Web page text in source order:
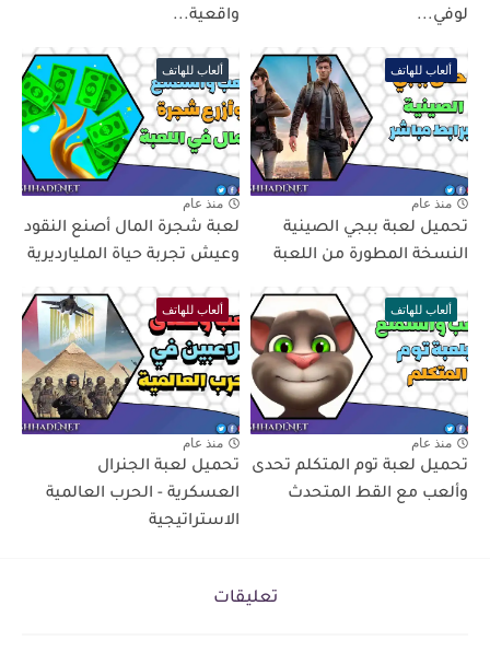
لوفي...
واقعية...
ألعاب للهاتف
منذ عام
تحميل لعبة ببجي الصينية
النسخة المطورة من اللعبة
ألعاب للهاتف
منذ عام
لعبة شجرة المال أصنع النقود
وعيش تجربة حياة المليارديرية
ألعاب للهاتف
منذ عام
تحميل لعبة توم المتكلم تحدى
وألعب مع القط المتحدث
ألعاب للهاتف
منذ عام
تحميل لعبة الجنرال
العسكرية - الحرب العالمية
الاستراتيجية
تعليقات